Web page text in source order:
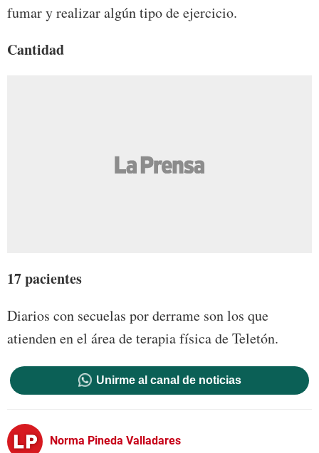
fumar y realizar algún tipo de ejercicio.
Cantidad
17pacientes
Diarios con secuelas por derrame son los que
atienden en el área de terapia física de Teletón.
Unirme al canal de noticias
Norma Pineda Valladares